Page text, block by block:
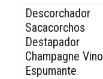
-15% OFF
Descorchador
Sacacorchos
Destapador
Champagne Vino
Espumante